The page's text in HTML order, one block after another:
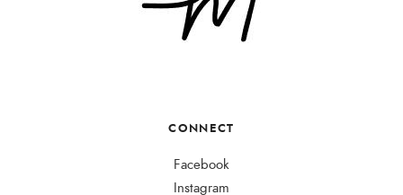
CONNECT
Facebook
Instagram